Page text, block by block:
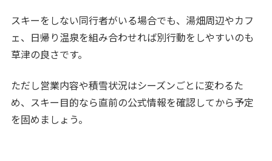
スキーをしない同行者がいる場合でも、湯畑周辺やカフ
ェ、日帰り温泉を組み合わせれば別行動をしやすいのも
草津の良さです。
ただし営業内容や積雪状況はシーズンごとに変わるた
め、スキー目的なら直前の公式情報を確認してから予定
を固めましょう。